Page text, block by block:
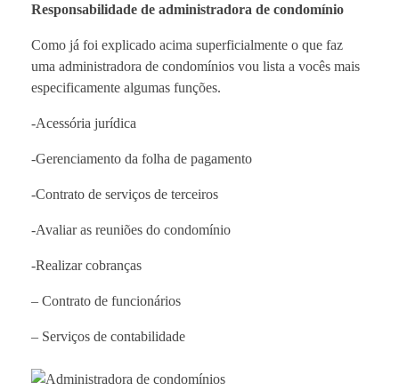
Responsabilidade de administradora de condomínio
Como já foi explicado acima superficialmente o que faz
uma administradora de condomínios vou lista a vocês mais
especificamente algumas funções.
-Acessória jurídica
-Gerenciamento da folha de pagamento
-Contrato de serviços de terceiros
-Avaliar as reuniões do condomínio
-Realizar cobranças
– Contrato de funcionários
– Serviços de contabilidade